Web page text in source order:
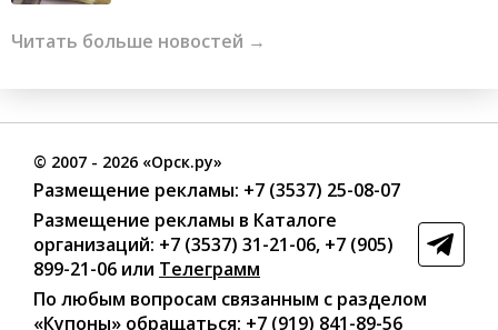
Читать больше новостей →
© 2007 - 2026 «Орск.ру»
Размещение рекламы: +7 (3537) 25-08-07
Размещение рекламы в Каталоге
организаций: +7 (3537) 31-21-06, +7 (905)
899-21-06 или Телеграмм
По любым вопросам связанным с разделом
«Купоны» обращаться: +7 (919) 841-89-56